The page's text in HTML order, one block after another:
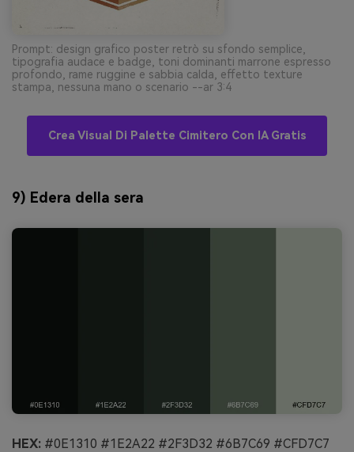
Prompt: design grafico poster retrò su sfondo semplice,
tipografia audace e badge, toni dominanti marrone espresso
profondo, rame ruggine e sabbia calda, effetto texture
stampa, nessuna mano o scenario --ar 3:4
Crea Visual Di Palette Cimitero Con IA Gratis
9) Edera della sera
HEX: #0E1310 #1E2A22 #2F3D32 #6B7C69 #CFD7C7